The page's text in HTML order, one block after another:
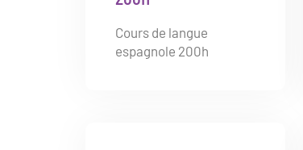
Cours de langue
espagnole 200h